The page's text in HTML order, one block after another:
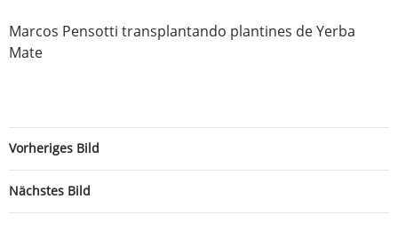
Marcos Pensotti transplantando plantines de Yerba
Mate
Vorheriges Bild
Nächstes Bild